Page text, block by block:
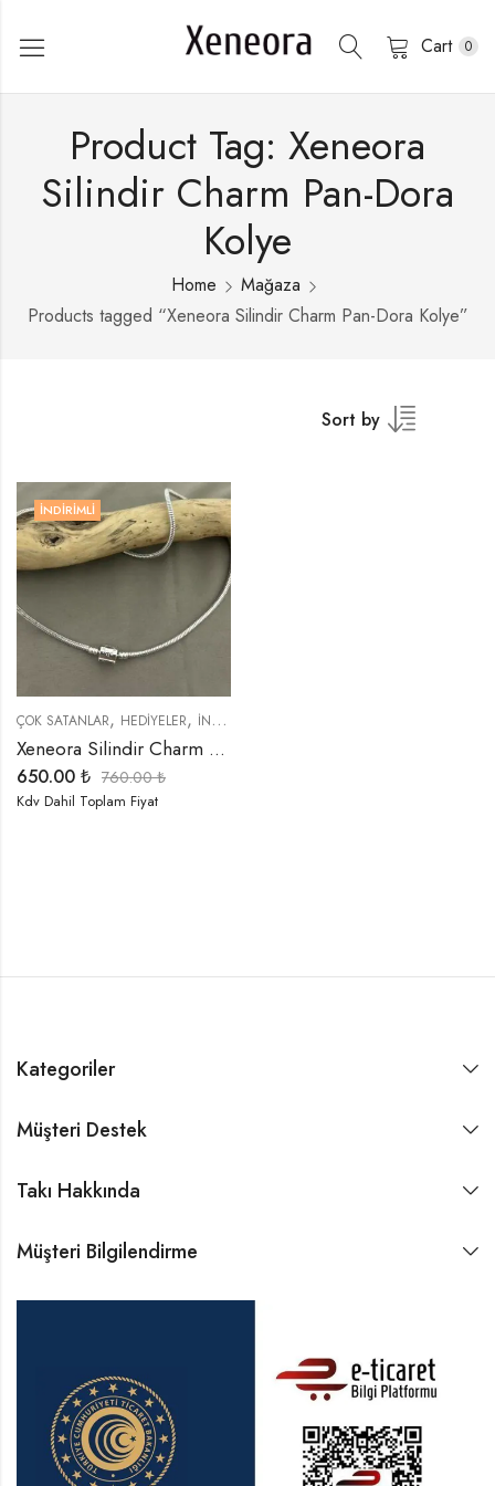
Cart 0
Product Tag: Xeneora
Silindir Charm Pan-Dora
Kolye
Home
Mağaza
Products tagged “Xeneora Silindir Charm Pan-Dora Kolye”
Sort by
İNDIRIMLI
ÇOK SATANLAR, HEDIYELER, İNDIRIMLI ÜRÜNLER
Xeneora Silindir Charm Pan-Dora Kolye
650.00 ₺ 760.00₺
Kdv Dahil Toplam Fiyat
Kategoriler
Müşteri Destek
Takı Hakkında
Müşteri Bilgilendirme